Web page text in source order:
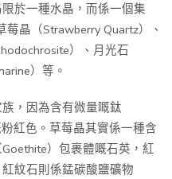
於一種水晶，而係一個集
晶（Strawberry Quartz）、
）、月光石
）等。
，因為含有微量嘅鈦
紅色。草莓晶其實係一種含
）包裹體嘅石英，紅
紋石則係錳碳酸鹽礦物